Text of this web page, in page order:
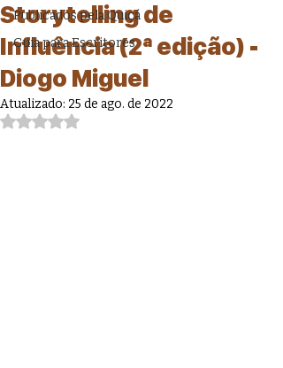
Publicados pela Quiçá
Guia para Escritores
Storytelling de
Influência (2ª edição) -
Diogo Miguel
Atualizado: 25 de ago. de 2022
Avaliado com NaN de 5 estrelas.